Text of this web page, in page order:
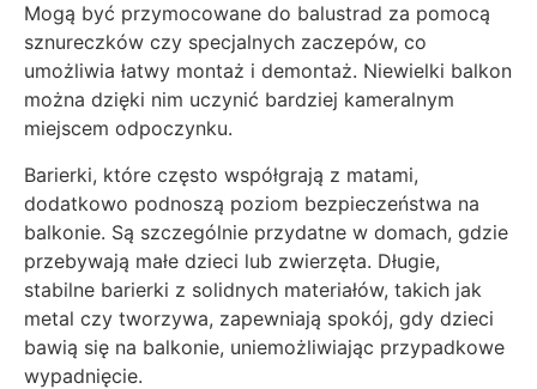
Mogą być przymocowane do balustrad za pomocą
sznureczków czy specjalnych zaczepów, co
umożliwia łatwy montaż i demontaż. Niewielki balkon
można dzięki nim uczynić bardziej kameralnym
miejscem odpoczynku.
Barierki, które często współgrają z matami,
dodatkowo podnoszą poziom bezpieczeństwa na
balkonie. Są szczególnie przydatne w domach, gdzie
przebywają małe dzieci lub zwierzęta. Długie,
stabilne barierki z solidnych materiałów, takich jak
metal czy tworzywa, zapewniają spokój, gdy dzieci
bawią się na balkonie, uniemożliwiając przypadkowe
wypadnięcie.